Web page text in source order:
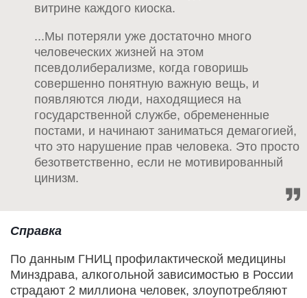
витрине каждого киоска.
...Мы потеряли уже достаточно много
человеческих жизней на этом
псевдолиберализме, когда говоришь
совершенно понятную важную вещь, и
появляются люди, находящиеся на
государственной службе, обремененные
постами, и начинают заниматься демагогией,
что это нарушение прав человека. Это просто
безответственно, если не мотивированный
цинизм.
Справка
По данным ГНИЦ профилактической медицины
Минздрава, алкогольной зависимостью в России
страдают 2 миллиона человек, злоупотребляют